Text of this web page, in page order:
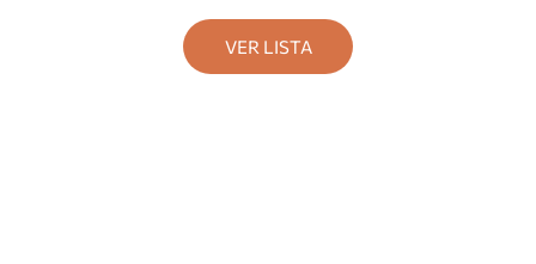
VER LISTA